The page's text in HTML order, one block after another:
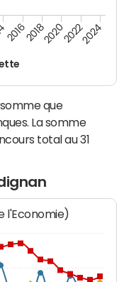
20162018202020222024
que
La somme
total au 31
l'Economie)